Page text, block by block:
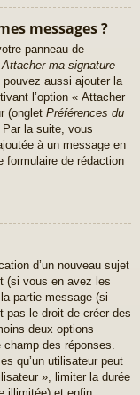
messages ?
panneau de
Attacher ma signature
aussi ajouter la
l’option « Attacher
(onglet Préférences du
Par la suite, vous
à un message en
formulaire de rédaction
d’un nouveau sujet
(si vous en avez les
partie message (si
pas le droit de créer des
deux options
des réponses.
qu’un utilisateur peut
», limiter la durée